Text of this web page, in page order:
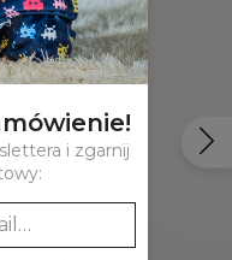
i zgarnij